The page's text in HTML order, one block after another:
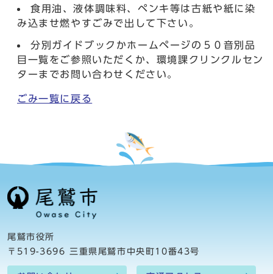
食用油、液体調味料、ペンキ等は古紙や紙に染
み込ませ燃やすごみで出して下さい。
分別ガイドブックかホームページの５０音別品
目一覧をご参照いただくか、環境課クリンクルセン
ターまでお問い合わせください。
ごみ一覧に戻る
尾鷲市役所
〒519-3696 三重県尾鷲市中央町10番43号